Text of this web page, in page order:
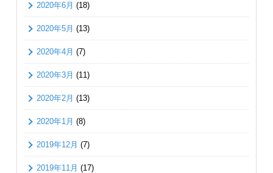
2020年6月 (18)
2020年5月 (13)
2020年4月 (7)
2020年3月 (11)
2020年2月 (13)
2020年1月 (8)
2019年12月 (7)
2019年11月 (17)